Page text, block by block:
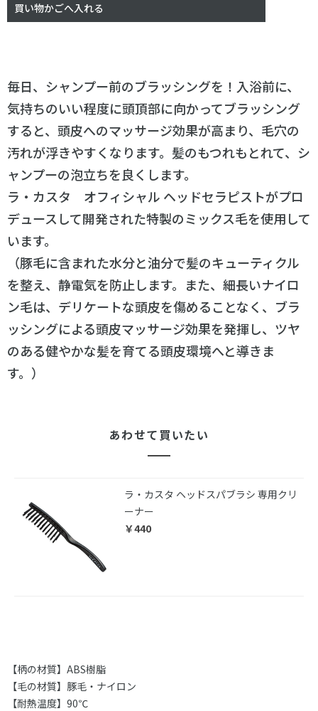
あわせて買いたい
ラ・カスタ ヘッドスパブラシ 専用クリ
ーナー
￥440
毎日、シャンプー前のブラッシングを！入浴前に、
気持ちのいい程度に頭頂部に向かってブラッシング
すると、頭皮へのマッサージ効果が高まり、毛穴の
汚れが浮きやすくなります。髪のもつれもとれて、シ
ャンプーの泡立ちを良くします。
ラ・カスタ オフィシャル ヘッドセラピストがプロ
デュースして開発された特製のミックス毛を使用して
います。
（豚毛に含まれた水分と油分で髪のキューティクル
を整え、静電気を防止します。また、細長いナイロ
ン毛は、デリケートな頭皮を傷めることなく、ブラ
ッシングによる頭皮マッサージ効果を発揮し、ツヤ
のある健やかな髪を育てる頭皮環境へと導きま
す。）
【柄の材質】ABS樹脂
【毛の材質】豚毛・ナイロン
【耐熱温度】90℃